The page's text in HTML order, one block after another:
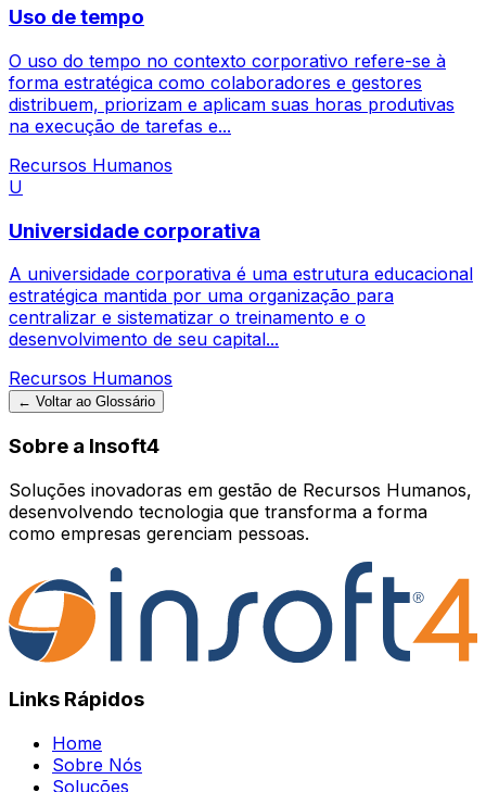
Uso de tempo
O uso do tempo no contexto corporativo refere-se à
forma estratégica como colaboradores e gestores
distribuem, priorizam e aplicam suas horas produtivas
na execução de tarefas e...
Recursos Humanos
U
Universidade corporativa
A universidade corporativa é uma estrutura educacional
estratégica mantida por uma organização para
centralizar e sistematizar o treinamento e o
desenvolvimento de seu capital...
Recursos Humanos
← Voltar ao Glossário
Sobre a Insoft4
Soluções inovadoras em gestão de Recursos Humanos,
desenvolvendo tecnologia que transforma a forma
como empresas gerenciam pessoas.
Links Rápidos
Home
Sobre Nós
Soluções